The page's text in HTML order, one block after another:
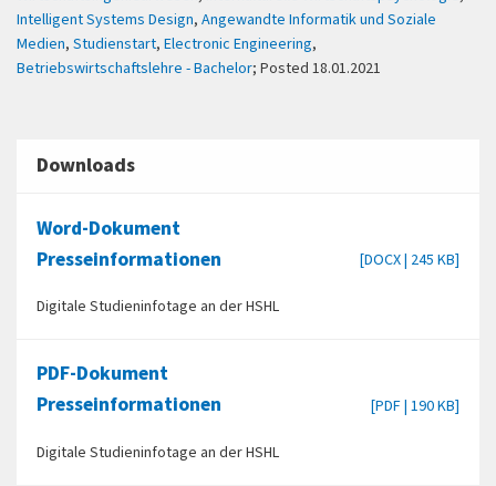
Intelligent Systems Design, Angewandte Informatik und Soziale
Medien, Studienstart, Electronic Engineering,
Betriebswirtschaftslehre - Bachelor; Posted 18.01.2021
Downloads
Word-Dokument
Presseinformationen
[DOCX | 245 KB]
Digitale Studieninfotage an der HSHL
PDF-Dokument
Presseinformationen
[PDF | 190 KB]
Digitale Studieninfotage an der HSHL